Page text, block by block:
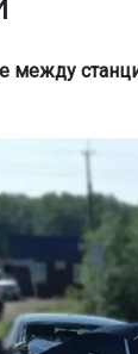
между